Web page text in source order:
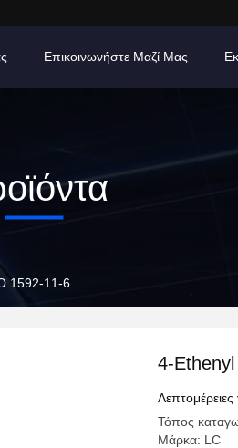
Επικοινωνήστε Μαζί Μας
1592-11-6
4-
Τόπος
Μάρκα: LC